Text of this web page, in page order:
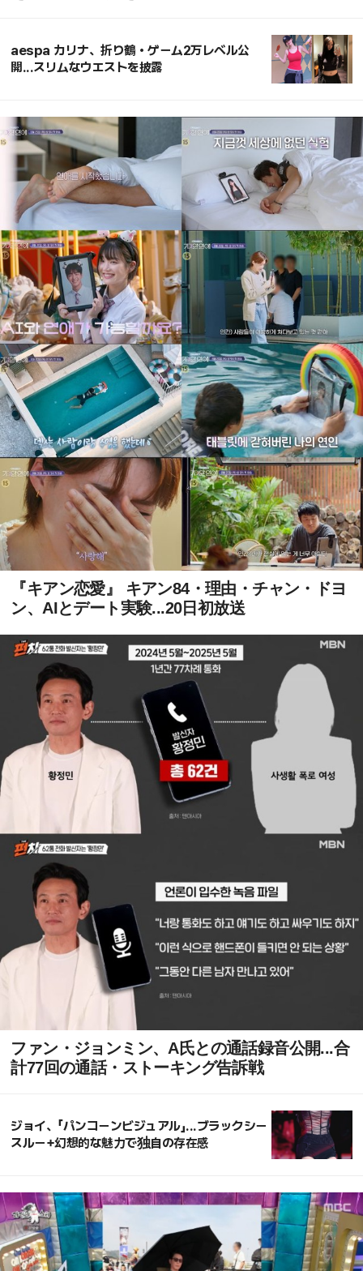
aespa カリナ、折り鶴・ゲーム2万レベル公
開...スリムなウエストを披露
『キアン恋愛』 キアン84・理由・チャン・ドヨ
ン、AIとデート実験...20日初放送
ファン・ジョンミン、A氏との通話録音公開...合
計77回の通話・ストーキング告訴戦
ジョイ、「パンコーンビジュアル」...ブラックシー
スルー+幻想的な魅力で独自の存在感